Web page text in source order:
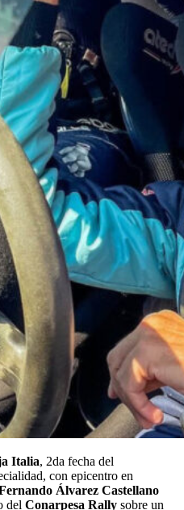
Italia, 2da fecha del
con epicentro en
Álvarez Castellano
del Conarpesa Rally sobre un